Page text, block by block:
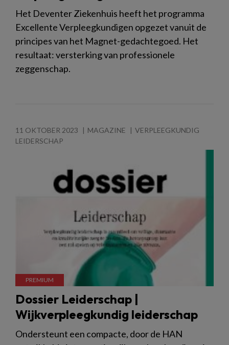
Het Deventer Ziekenhuis heeft het programma
Excellente Verpleegkundigen opgezet vanuit de
principes van het Magnet-gedachtegoed. Het
resultaat: versterking van professionele
zeggenschap.
11 OKTOBER 2023 MAGAZINE
VERPLEEGKUNDIG
LEIDERSCHAP
Dossier Leiderschap |
Wijkverpleegkundig leiderschap
Ondersteunt een compacte, door de HAN